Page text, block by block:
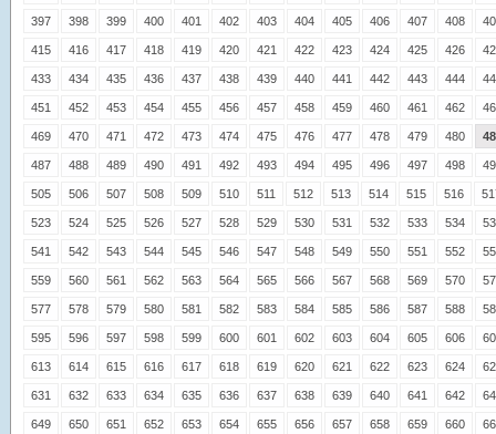
397 398 399 400 401 402 403 404 405 406 407 408
415 416 417 418 419 420 421 422 423 424 425 426
433 434 435 436 437 438 439 440 441 442 443 444
451 452 453 454 455 456 457 458 459 460 461 462
469 470 471 472 473 474 475 476 477 478 479 480
487 488 489 490 491 492 493 494 495 496 497 498
505 506 507 508 509 510 511 512 513 514 515 516
523 524 525 526 527 528 529 530 531 532 533 534
541 542 543 544 545 546 547 548 549 550 551 552
559 560 561 562 563 564 565 566 567 568 569 570
577 578 579 580 581 582 583 584 585 586 587 588
595 596 597 598 599 600 601 602 603 604 605 606
613 614 615 616 617 618 619 620 621 622 623 624
631 632 633 634 635 636 637 638 639 640 641 642
649 650 651 652 653 654 655 656 657 658 659 660